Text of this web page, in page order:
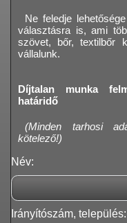
Ne feledje
választásra is, ami
szövet, bőr, textilbőr
vállalunk.
Díjtalan munka
határidő
(Minden tarhosi
kötelező!)
Név:
Irányítószám, település: